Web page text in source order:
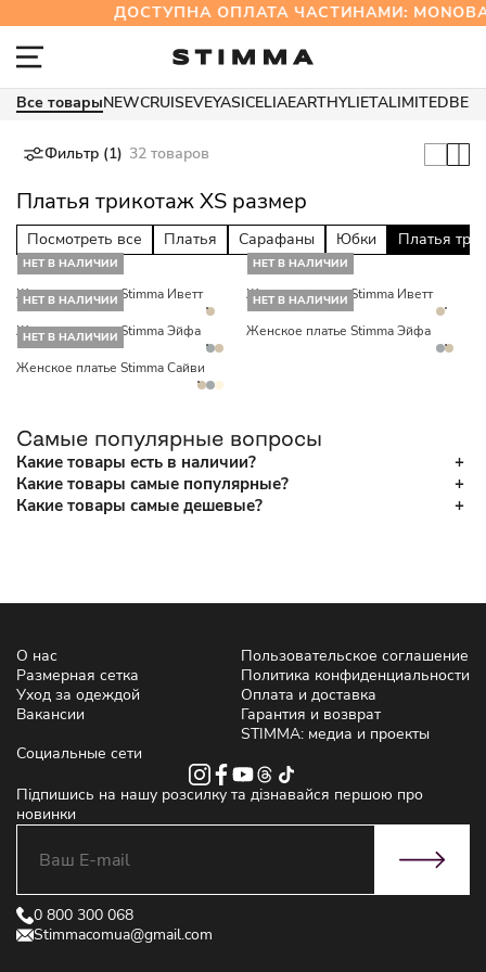
ДОСТУПНА ОПЛАТА ЧАСТИНАМИ:
Все товарыNEWCRUISEVEYASICELIAEARTHYLIETALIMITED
Фильтр (1) 32 товаров
Платья трикотаж XS размер
Посмотреть все Платья Сарафаны Юбки Платья
НЕТ В НАЛИЧИИ
Женское платье Stimma Иветт
НЕТ В НАЛИЧИИ
Женское платье Stimma Иветт
НЕТ В НАЛИЧИИ
Женское платье Stimma Эйфа
НЕТ В НАЛИЧИИ
Женское платье Stimma Эйфа
НЕТ В НАЛИЧИИ
Женское платье Stimma Сайви
Самые популярные вопросы
Какие товары есть в наличии?
Какие товары самые популярные?
Какие товары самые дешевые?
О нас
Размерная сетка
Уход за одеждой
Вакансии
Пользовательское соглашение
Политика конфиденциальности
Оплата и доставка
Гарантия и возврат
STIMMA: медиа и проекты
Социальные сети
Підпишись на нашу розсилку та дізнавайся першою про
новинки
0 800 300 068
Stimmacomua@gmail.com